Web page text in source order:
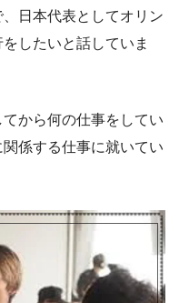
日本代表としてオリン
したいと話していま
から何の仕事をしてい
係する仕事に就いてい